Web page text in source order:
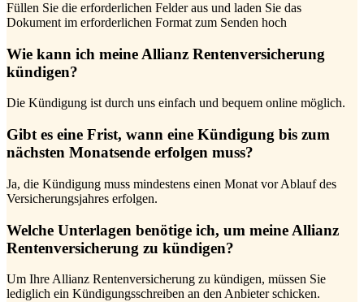
Füllen Sie die erforderlichen Felder aus und laden Sie das
Dokument im erforderlichen Format zum Senden hoch
Wie kann ich meine Allianz Rentenversicherung
kündigen?
Die Kündigung ist durch uns einfach und bequem online möglich.
Gibt es eine Frist, wann eine Kündigung bis zum
nächsten Monatsende erfolgen muss?
Ja, die Kündigung muss mindestens einen Monat vor Ablauf des
Versicherungsjahres erfolgen.
Welche Unterlagen benötige ich, um meine Allianz
Rentenversicherung zu kündigen?
Um Ihre Allianz Rentenversicherung zu kündigen, müssen Sie
lediglich ein Kündigungsschreiben an den Anbieter schicken.